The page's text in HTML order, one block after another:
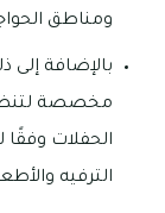
ومناطق
بالإضافة إلى
مخصصة
الحفلات وفقًا
الترفيه